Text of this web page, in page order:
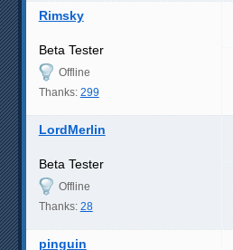
Rimsky
Beta Tester
Offline
Thanks: 299
LordMerlin
Beta Tester
Offline
Thanks: 28
pinguin